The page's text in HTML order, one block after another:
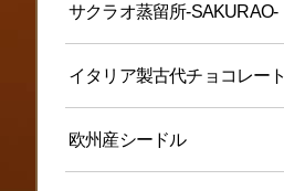
サクラオ蒸留所-SAKURAO-
イタリア製古代チョコレート
欧州産シードル